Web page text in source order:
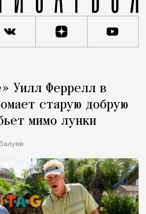
Уилл Феррелл в
старую добрую
мимо лунки